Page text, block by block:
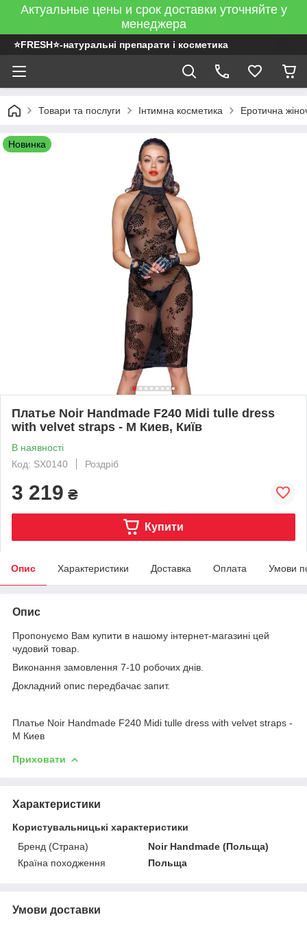
Актуальные цены и срок доставки уточняйте у
менеджера
⭐FRESH⭐-натуральні препарати і косметика
Товари та послуги Інтимна косметика Еротична
Новинка
Платье Noir Handmade F240 Midi tulle dress
with velvet straps - M Киев, Київ
В наявності
Код: SX0140
Роздріб
3 219 ₴
Купити
Опис Характеристики Доставка Оплата Умови
Опис
Пропонуємо Вам купити в нашому інтернет-магазині цей
чудовий товар.
Виконання замовлення 7-10 робочих днів.
Докладний опис передбачає запит.
Платье Noir Handmade F240 Midi tulle dress with velvet straps -
M Киев
Приховати
Характеристики
Користувальницькі характеристики
Бренд (Страна)
Noir Handmade (Польща)
Країна походження
Польща
Умови доставки